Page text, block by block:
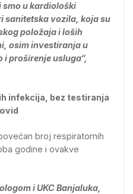
u kardiološki
sanitetska vozila, koja su
položaja i loših
osim investiranja u
proširenje usluga“,
infekcija, bez testiranja
broj respiratornih
godine i ovakve
i UKC Banjaluka,